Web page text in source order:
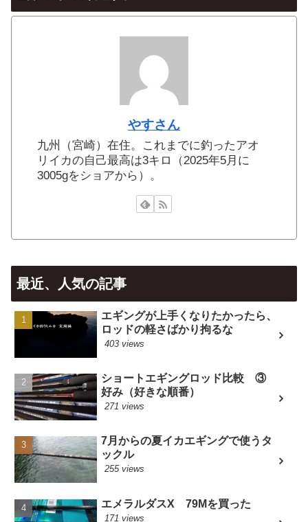
やすさん
九州（宮崎）在住。これまでに釣ったアオ
リイカの自己最高は3キロ（2025年5月に
3005gをショアから）。
最近、人気の記事
エギングが上手くなりたかったら、
ロッドの軽さばかり拘るな
403 views
ショートエギングロッド比較 ③
好み（好きな順番）
271 views
7月からの夏イカエギングで使うタ
ックル
255 views
エメラルダスX 79Mを買った
171 views